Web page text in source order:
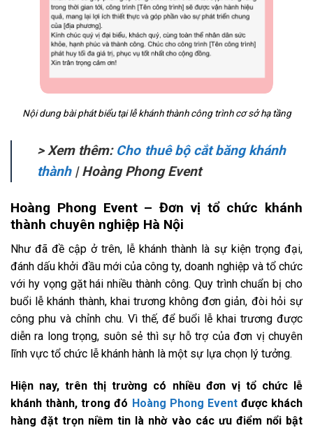
Nội dung bài phát biểu tại lễ khánh thành công trình cơ sở hạ tầng
> Xem thêm: Cho thuê bộ cắt băng khánh
thành| Hoàng Phong Event
Hoàng Phong Event – Đơn vị tổ chức khánh
thành chuyên nghiệp Hà Nội
Như đã đề cập ở trên, lễ khánh thành là sự kiện trọng đại,
đánh dấu khởi đầu mới của công ty, doanh nghiệp và tổ chức
với hy vọng gặt hái nhiều thành công. Quy trình chuẩn bị cho
buổi lễ khánh thành, khai trương không đơn giản, đòi hỏi sự
công phu và chỉnh chu. Vì thế, để buổi lễ khai trương được
diễn ra long trọng, suôn sẻ thì sự hỗ trợ của đơn vị chuyên
lĩnh vực tổ chức lễ khánh hành là một sự lựa chọn lý tưởng.
Hiện nay, trên thị trường có nhiều đơn vị tổ chức lễ
khánh thành, trong đó Hoàng Phong Eventđược khách
hàng đặt trọn niềm tin là nhờ vào các ưu điểm nổi bật